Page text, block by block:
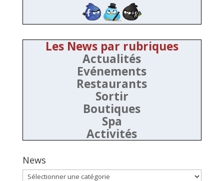
Les News par rubriques
Actualités
Evénements
Restaurants
Sortir
Boutiques
Spa
Activités
News
News